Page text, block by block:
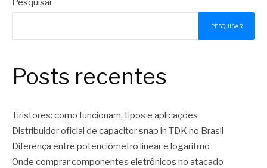
PESQUISAR
Posts recentes
Tiristores: como funcionam, tipos e aplicações
Distribuidor oficial de capacitor snap in TDK no Brasil
Diferença entre potenciômetro linear e logaritmo
Onde comprar componentes eletrônicos no atacado